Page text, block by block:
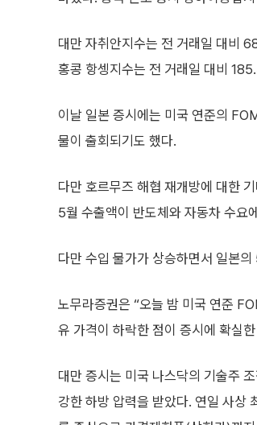
대만 자취안지수는 전 거래일 대비
홍콩 항셍지수는 전 거래일 대비
이날 일본 증시에는 미국 연준의
물이 출회되기도 했다.
다만 호르무즈 해협 재개방에 대한
5월 수출액이 반도체와 자동차 수요
다만 수입 물가가 상승하면서 일본
노무라증권은 “오늘 밤 미국 연준
유 가격이 하락한 점이 증시에 확실
대만 증시는 미국 나스닥의 기술주
강한 하방 압력을 받았다. 연일 사상